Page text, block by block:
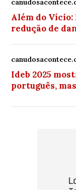
Além do Vício:
redução de
Ideb 2025
português,